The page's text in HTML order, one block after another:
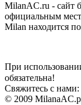
MilanAC.ru - сайт
официальным
Milan находится
При
обязательна!
Свяжитесь с нами:
© 2009